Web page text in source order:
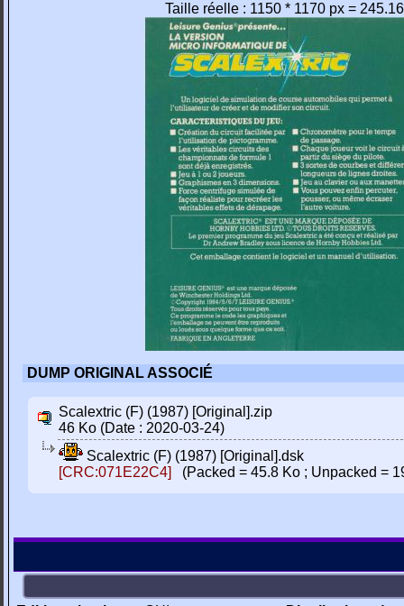
Taille réelle : 1150 * 1170 px =
DUMP ORIGINAL ASSOCIÉ
Scalextric (F) (1987) [Original].zip
46 Ko (Date : 2020-03-24)
Scalextric (F) (1987) [Original].dsk
[CRC:071E22C4]
(Packed = 45.8 Ko ; Unpacked =